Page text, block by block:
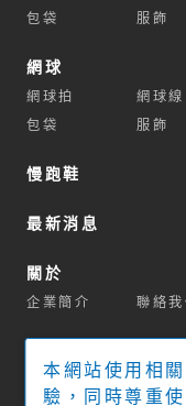
包袋
服飾
網球
網球拍 網球線
包袋
服飾
慢跑鞋
最新消息
關於
企業簡介 聯絡我
官方商城 球拍
本網站使用相
驗，同時尊重